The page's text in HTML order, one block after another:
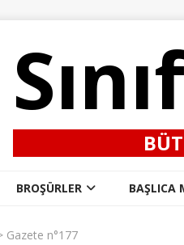
BROŞÜRLER BAŞLICA
Gazete n°177